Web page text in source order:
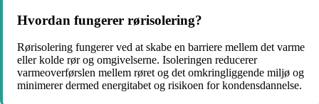
Hvordan fungerer rørisolering?
Rørisolering fungerer ved at skabe en barriere mellem det varme
eller kolde rør og omgivelserne. Isoleringen reducerer
varmeoverførslen mellem røret og det omkringliggende miljø og
minimerer dermed energitabet og risikoen for kondensdannelse.